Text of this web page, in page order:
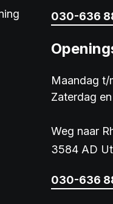
030-636
Maandag
Zaterdag
Weg naar
3584 AD
030-636